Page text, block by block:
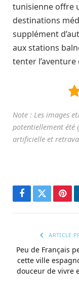
tunisienne offre
destinations
supplément
aux stations
tenter l’aventure
Facebook
Twitter
ARTICLE
Peu de Français
cette ville
douceur de vivre